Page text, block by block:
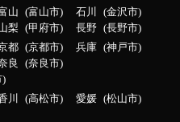
山 富山市 石川
金沢市
梨 甲府市 長野 長野市
都 京都市 兵庫
神戸市
良
奈良市
川 高松市 愛媛
松山市